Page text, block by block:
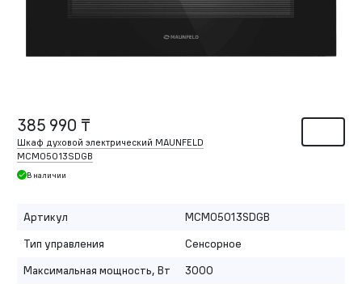
385 990 ₸
Шкаф духовой электрический MAUNFELD
MCMO5013SDGB
В наличии
Артикул
MCMO5013SDGB
Тип управления
Сенсорное
Максимальная мощность, Вт
3000